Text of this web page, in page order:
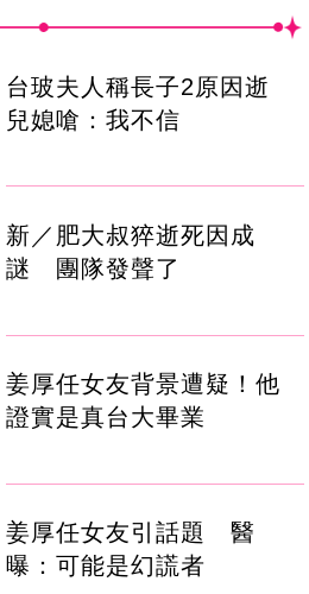
台玻夫人稱長子2原因逝
兒媳嗆：我不信
新／肥大叔猝逝死因成
謎 團隊發聲了
姜厚任女友背景遭疑！他
證實是真台大畢業
姜厚任女友引話題 醫
曝：可能是幻謊者